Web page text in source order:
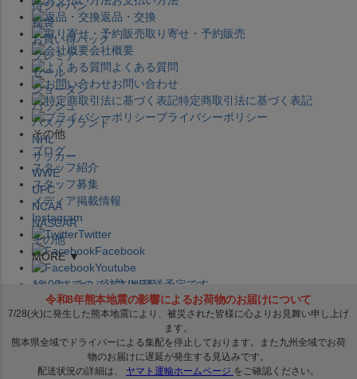
返品・交換
取り寄せ・予約販売
会社概要
よくある質問
お問い合わせ
特定商取引法に基づく表記
プライバシーポリシー
その他
ブログ
スタッフ紹介
スタッフ募集
メディア掲載情報
Instagram
Twitter
Facebook
Youtube
セレクション公式LINE@
侍ジャパン
福袋
お買い得パック
プレミア
セール
ジョーダン
バッシュ
バスケブランド
NHL
サッカー
WWE
UFC
NCAA
NASCAR
その他
MORE ▼
12:00までのご注文は発送予定です。
在庫品は 1-3営業日内で発送!! ※お取寄せ商品は対象外